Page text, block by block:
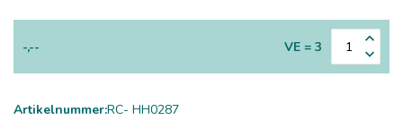
-,-- VE = 3
Artikelnummer:RC- HH0287